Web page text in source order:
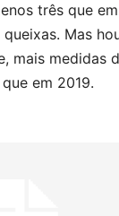
três que
Mas
mais medidas
em 2019.